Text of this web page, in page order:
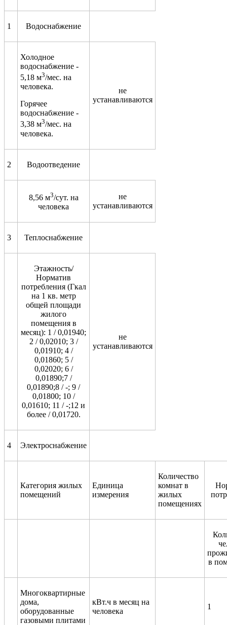
1 Водоснабжение
Холодное
водоснабжение -
5,18 м3/мес. на
человека.
Горячее
водоснабжение -
3,38 м3/мес. на
человека.
не
устанавливаются
2 Водоотведение
8,56 м3/сут. на
человека
не
устанавливаются
3 Теплоснабжение
Этажность/
Норматив
потребления (Гкал
на 1 кв. метр
общей площади
жилого
помещения в
месяц): 1 / 0,01940;
2 / 0,02010; 3 /
0,01910; 4 /
0,01860; 5 /
0,02020; 6 /
0,01890;7 /
0,01890;8 / -; 9 /
0,01800; 10 /
0,01610; 11 / -;12 и
более / 0,01720.
не
устанавливаются
4 Электроснабжение
Категория жилых
помещений
Единица
измерения
Количество
комнат в
жилых
помещениях
в
Многоквартирные
дома,
оборудованные
газовыми плитами
кВт.ч в месяц на
человека
1